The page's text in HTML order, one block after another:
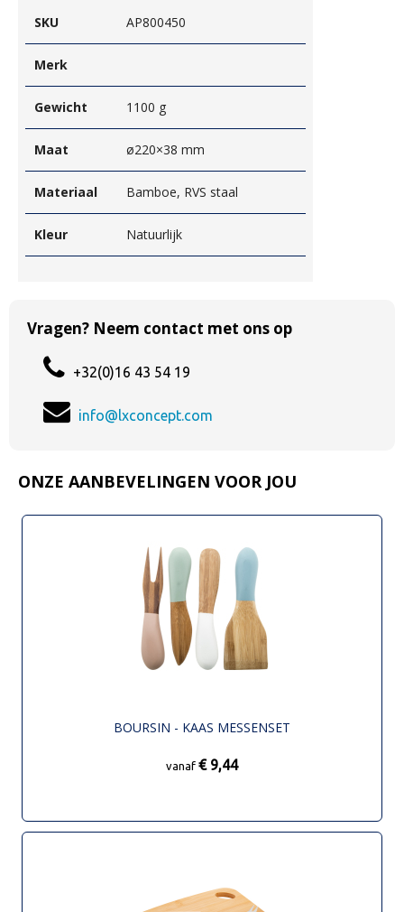
SKU AP800450
Merk
Gewicht 1100 g
Maat ø220×38 mm
Materiaal Bamboe, RVS staal
Kleur Natuurlijk
Vragen? Neem contact met ons op
+32(0)16 43 54 19
info@lxconcept.com
ONZE AANBEVELINGEN VOOR JOU
BOURSIN - KAAS MESSENSET
vanaf € 9,44